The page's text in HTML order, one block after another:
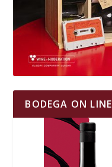
BODEGA ON LINE